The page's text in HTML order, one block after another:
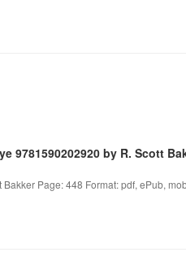
9781590202920 by R. Scott
Page: 448 Format: pdf, ePub,